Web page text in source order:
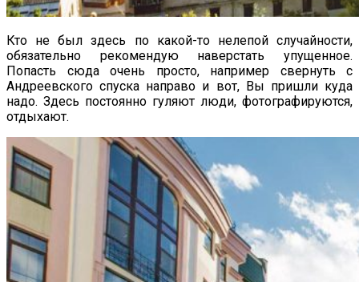
Кто не был здесь по какой-то нелепой случайности,
обязательно рекомендую наверстать упущенное.
Попасть сюда очень просто, например свернуть с
Андреевского спуска направо и вот, Вы пришли куда
надо. Здесь постоянно гуляют люди, фотографируются,
отдыхают.